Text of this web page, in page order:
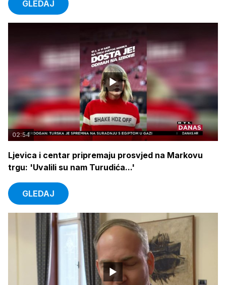
GLEDAJ
02:54
Ljevica i centar pripremaju prosvjed na Markovu
trgu: 'Uvalili su nam Turudića...'
GLEDAJ